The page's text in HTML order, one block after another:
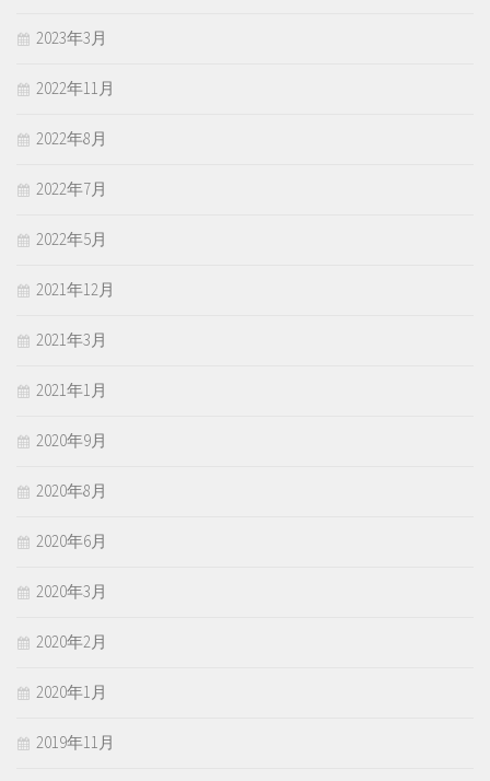
2023年3月
2022年11月
2022年8月
2022年7月
2022年5月
2021年12月
2021年3月
2021年1月
2020年9月
2020年8月
2020年6月
2020年3月
2020年2月
2020年1月
2019年11月